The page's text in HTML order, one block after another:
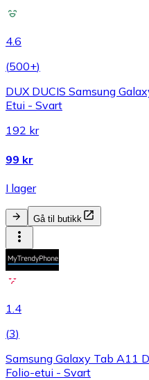
4.6
(500+)
DUX DUCIS Samsung
Etui - Svart
192 kr
99 kr
I lager
Gå til butikk
1.4
(3)
Samsung Galaxy Tab A11
Folio-etui - Svart